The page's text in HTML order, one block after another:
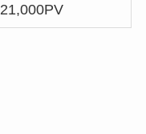
21,000PV